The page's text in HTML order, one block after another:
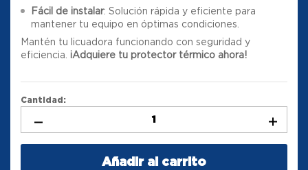
Fácil de instalar: Solución rápida y eficiente para
mantener tu equipo en óptimas condiciones.
Mantén tu licuadora funcionando con seguridad y
eficiencia. ¡Adquiere tu protector térmico ahora!
Cantidad:
Añadir al carrito